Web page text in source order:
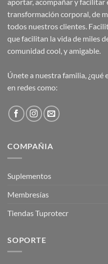
transformación corporal, de
todos nuestros clientes.
que facilitan la vida de miles
comunidad cool, y amigable.
Únete a nuestra familia, ¿qué
en redes como:
COMPAÑIA
Suplementos
Membresías
Tiendas Tuprotecr
SOPORTE